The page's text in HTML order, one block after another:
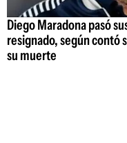
Diego Maradona pasó
resignado, según contó
su muerte